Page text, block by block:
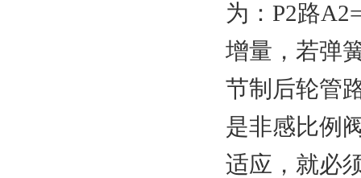
为：P2路
增量，若弹
节制后轮管
是非感比例
适应，就必